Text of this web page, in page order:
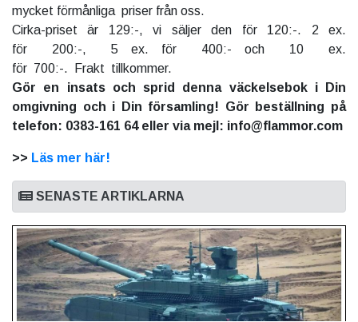
mycket förmånliga priser från oss.
Cirka-priset är 129:-, vi säljer den för 120:-. 2 ex.
för 200:-, 5 ex. för 400:- och 10 ex.
för 700:-. Frakt tillkommer.
Gör en insats och sprid denna väckelsebok i Din
omgivning och i Din församling! Gör beställning på
telefon: 0383-161 64 eller via mejl: info@flammor.com
>> Läs mer här!
SENASTE ARTIKLARNA